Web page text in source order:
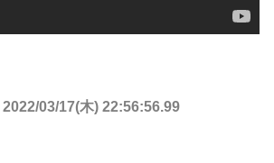
2022/03/17(木) 22:56:56.99